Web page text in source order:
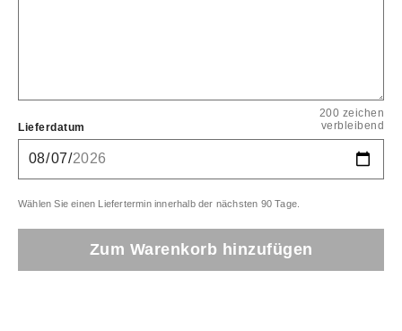
200 zeichen
verbleibend
Lieferdatum
Wählen Sie einen Liefertermin innerhalb der nächsten 90 Tage.
Zum Warenkorb hinzufügen